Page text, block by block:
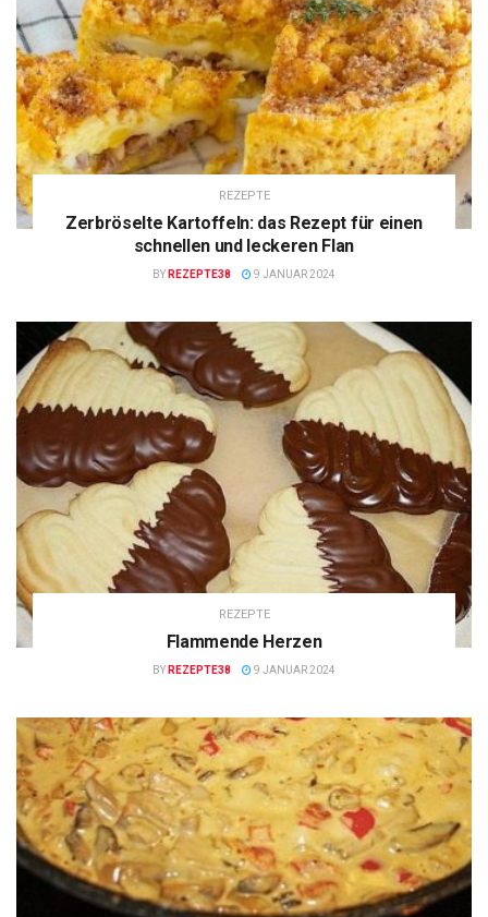
REZEPTE
Zerbröselte Kartoffeln: das Rezept für einen
schnellen und leckeren Flan
BY REZEPTE38 9 JANUAR 2024
REZEPTE
Flammende Herzen
BY REZEPTE38 9 JANUAR 2024